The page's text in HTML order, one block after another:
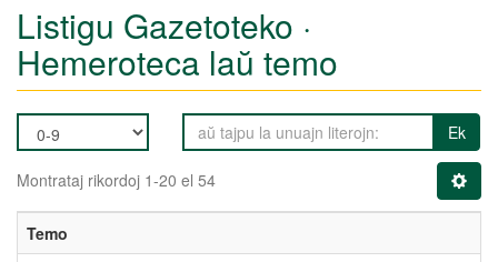
Listigu Gazetoteko ·
Hemeroteca laŭ temo
Ek
Montrataj rikordoj 1-20 el 54
Temo